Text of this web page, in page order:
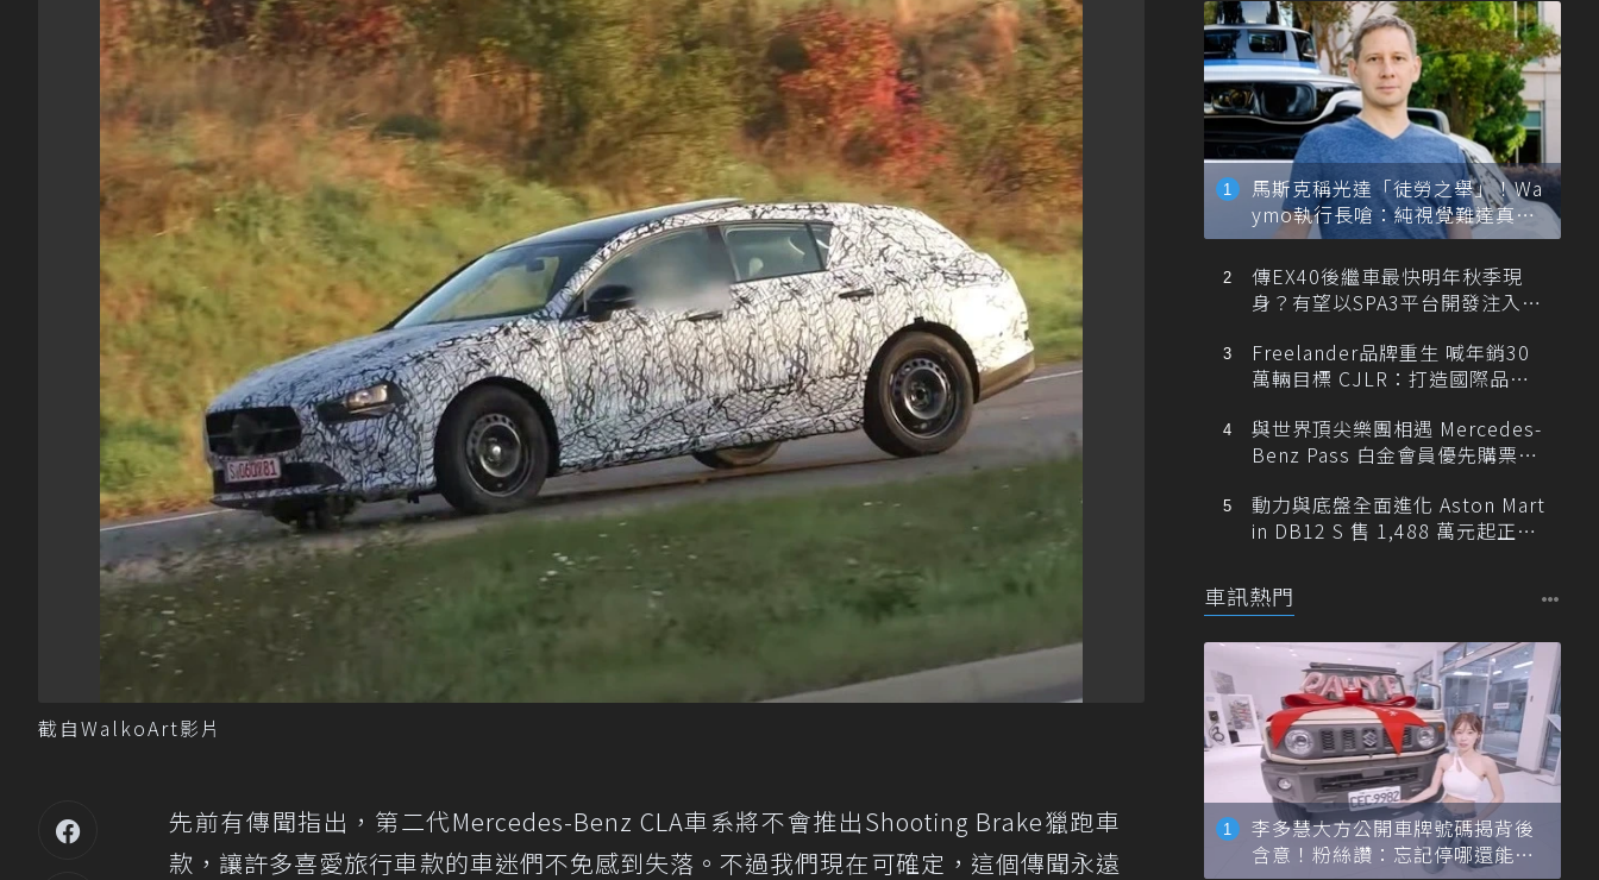
截自WalkoArt影片
先前有傳聞指出，第二代Mercedes-Benz CLA車系將不會推出Shooting Brake獵跑車
款，讓許多喜愛旅行車款的車迷們不免感到失落。不過我們現在可確定，這個傳聞永遠
馬斯克稱光達「徒勞之舉」！Wa
ymo執行長嗆：純視覺難達真正
自動駕駛
傳EX40後繼車最快明年秋季現
身？有望以SPA3平台開發注入80
Freelander品牌重生 喊年銷30
萬輛目標 CJLR：打造國際品牌
與世界頂尖樂團相遇 Mercedes-
Benz Pass 白金會員優先購票維
動力與底盤全面進化 Aston Mart
in DB12 S 售 1,488 萬元起正式
車訊熱門
李多慧大方公開車牌號碼揭背後
含意！粉絲讚：忘記停哪還能幫